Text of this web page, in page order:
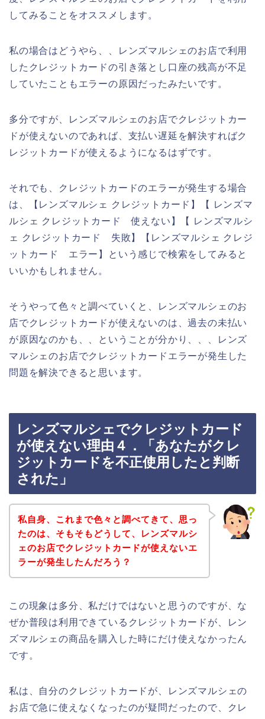
してみることをオススメします。
私の場合はどうやら、、レンズマルシェのお店で利用
したクレジットカードの引き落とし口座の残高が不足
していたこともエラーの原因だったみたいです。
多分ですが、レンズマルシェのお店でクレジットカー
ドが使えないのであれば、支払い遅延を解決すればク
レジットカードが使えるようになるはずです。
それでも、クレジットカードのエラーが発生する場合
は、【レンズマルシェ クレジットカード】【 レンズマ
ルシェ クレジットカード 使えない】【 レンズマルシ
ェ クレジットカード 失敗】【レンズマルシェ クレジ
ットカード エラー】という感じで検索をしてみると
いいかもしれません。
そうやって色々と調べていくと、レンズマルシェのお
店でクレジットカードが使えないのは、過去の未払い
が原因なのかも、、ということが分かり、、、レンズ
マルシェのお店でクレジットカードエラーが発生した
問題を解決できると思います。
レンズマルシェでクレジットカード
が使えない理由４．「あなたがクレ
ジットカードを不正使用したと判断
された」
私自身、これまで色々と調べてきて、思っ
たのは、そもそもどうして、レンズマルシ
ェのお店でクレジットカードが使えないエ
ラーが発生したんだろう？
この現象は多分、私だけではないと思うのですが、な
ぜか普段は利用できているクレジットカードが、レン
ズマルシェの商品を購入した時にだけ使えなかったん
です。
私は、自分のクレジットカードが、レンズマルシェの
お店で急に使えなくなったのが疑問だったので、クレ